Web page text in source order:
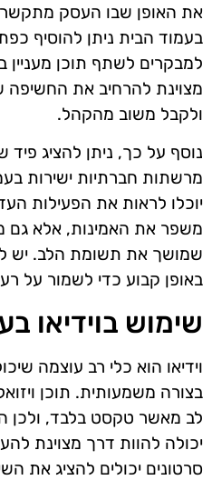
את האופן שבו העסק מתקשר
בעמוד הבית ניתן להוסיף
למבקרים לשתף תוכן
מצוינת להרחיב את החשיפה
ולקבל משוב מהקהל.
נוסף על כך, ניתן להציג פיד
מרשתות חברתיות ישירות
יוכלו לראות את הפעילות
משפר את האמינות, אלא גם
שמושך את תשומת הלב. יש
באופן קבוע כדי לשמור על
שימוש בוידיאו
וידיאו הוא כלי רב עוצמה
בצורה משמעותית. תוכן
לב מאשר טקסט בלבד, ולכן
יכולה להוות דרך מצוינת
סרטונים יכולים להציג את